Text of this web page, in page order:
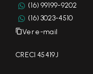
(16) 99199-9202
(16) 3023-4510
Ver e-mail
CRECI 45419J